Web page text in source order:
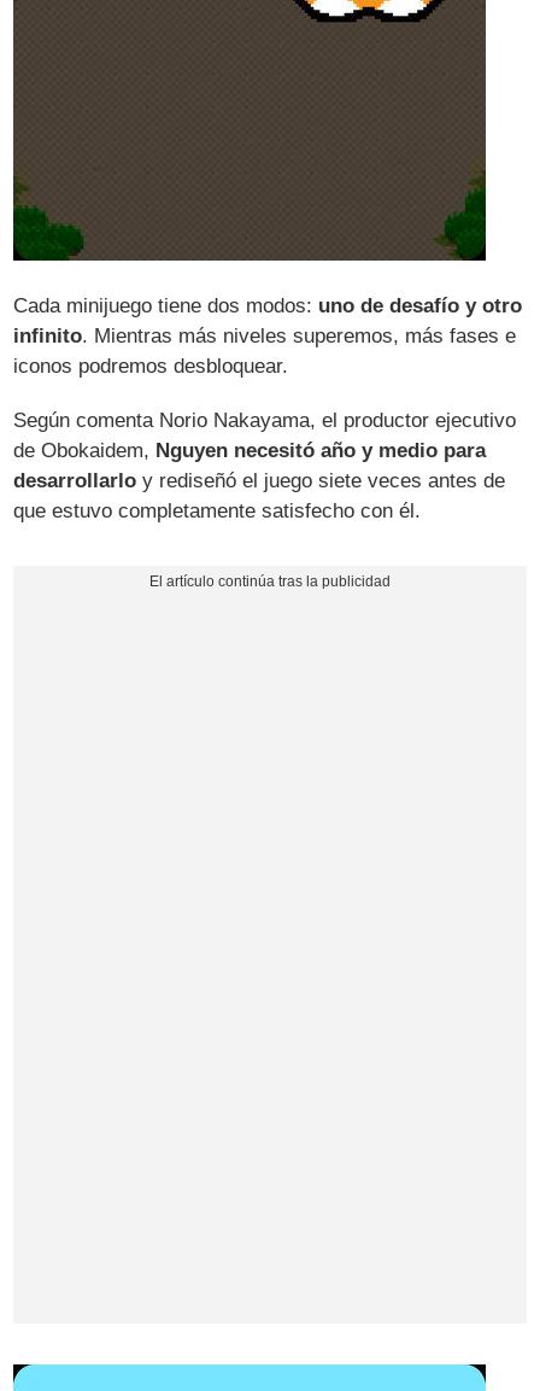
Cada minijuego tiene dos modos: uno de desafío y otro
infinito. Mientras más niveles superemos, más fases e
iconos podremos desbloquear.
Según comenta Norio Nakayama, el productor ejecutivo
de Obokaidem, Nguyen necesitó año y medio para
desarrollarlo y rediseñó el juego siete veces antes de
que estuvo completamente satisfecho con él.